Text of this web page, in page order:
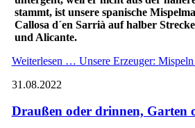
stammt, ist unsere spanische
Callosa d´en Sarrià auf halber
und Alicante.
Weiterlesen … Unsere Erzeuger: Mispeln
31.08.2022
Draußen oder drinnen, Garten